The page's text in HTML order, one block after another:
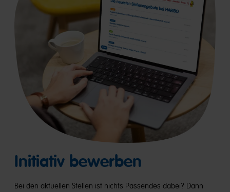
Initiativ bewerben
Bei den aktuellen Stellen ist nichts Passendes dabei? Dann